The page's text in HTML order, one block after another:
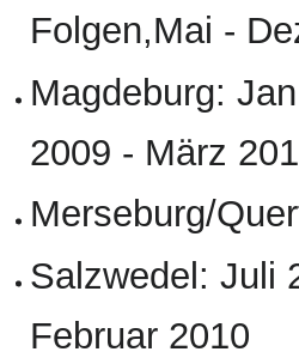
Folgen,Mai -
Magdeburg:
2009 - März
Merseburg/
Salzwedel: Juli
Februar 2010